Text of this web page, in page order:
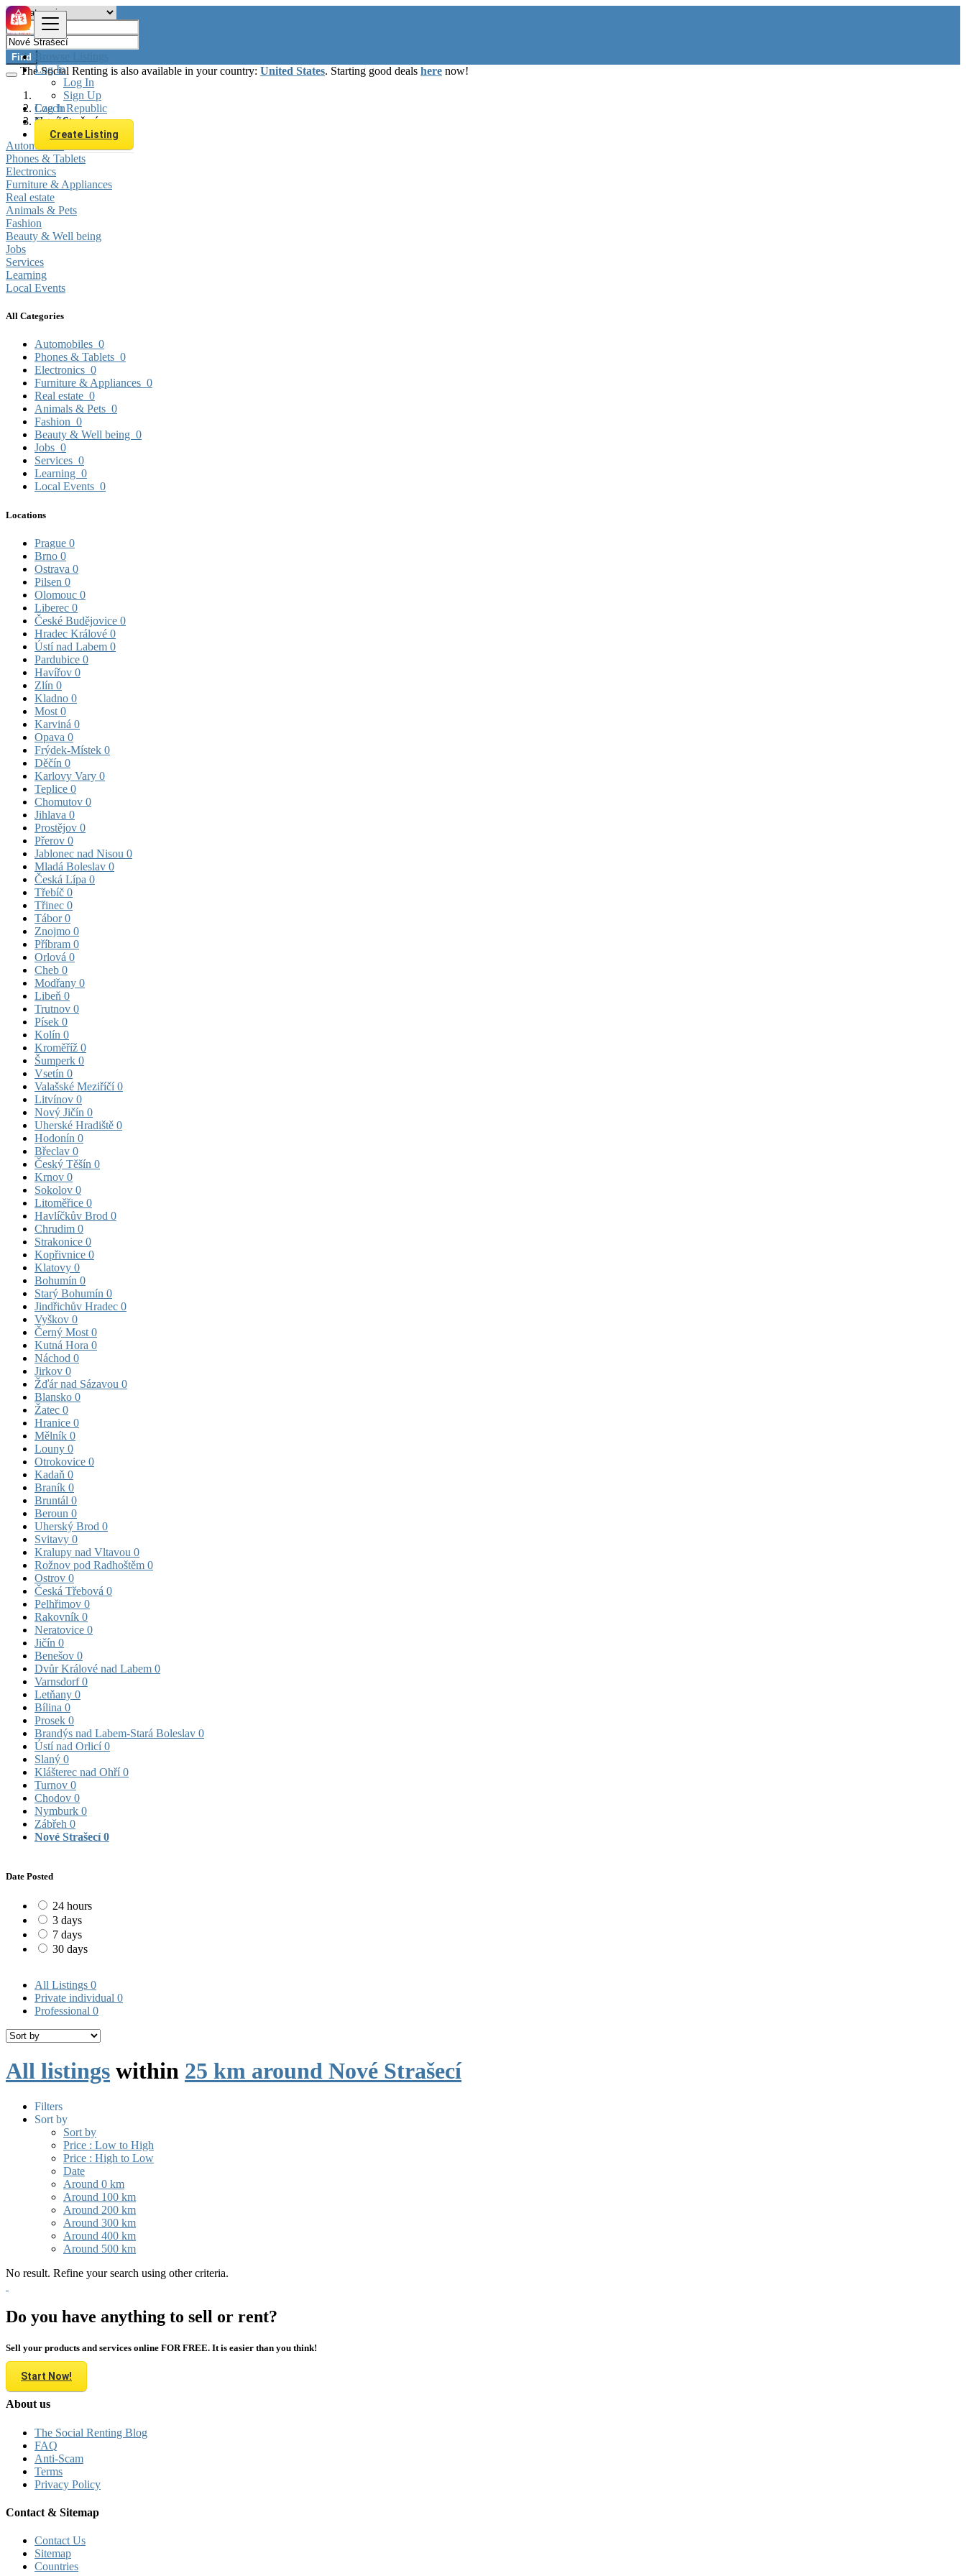
Browse Listings
Log In
Log In
Sign Up
Log In
Sign Up
Create Listing
Find
The Social Renting is also available in your country: United States. Starting good deals here now!
Czech Republic
Nové Strašecí
Automobiles
Phones & Tablets
Electronics
Furniture & Appliances
Real estate
Animals & Pets
Fashion
Beauty & Well being
Jobs
Services
Learning
Local Events
All Categories
Automobiles 0
Phones & Tablets 0
Electronics 0
Furniture & Appliances 0
Real estate 0
Animals & Pets 0
Fashion 0
Beauty & Well being 0
Jobs 0
Services 0
Learning 0
Local Events 0
Locations
Prague 0
Brno 0
Ostrava 0
Pilsen 0
Olomouc 0
Liberec 0
České Budějovice 0
Hradec Králové 0
Ústí nad Labem 0
Pardubice 0
Havířov 0
Zlín 0
Kladno 0
Most 0
Karviná 0
Opava 0
Frýdek-Místek 0
Děčín 0
Karlovy Vary 0
Teplice 0
Chomutov 0
Jihlava 0
Prostějov 0
Přerov 0
Jablonec nad Nisou 0
Mladá Boleslav 0
Česká Lípa 0
Třebíč 0
Třinec 0
Tábor0
Znojmo 0
Příbram 0
Orlová 0
Cheb 0
Modřany 0
Libeň 0
Trutnov 0
Písek 0
Kolín 0
Kroměříž 0
Šumperk 0
Vsetín 0
Valašské Meziříčí0
Litvínov 0
Nový Jičín 0
Uherské Hradiště 0
Hodonín 0
Břeclav 0
Český Těšín 0
Krnov 0
Sokolov 0
Litoměřice 0
Havlíčkův Brod 0
Chrudim 0
Strakonice 0
Kopřivnice 0
Klatovy 0
Bohumín 0
Starý Bohumín 0
Jindřichův Hradec 0
Vyškov 0
Černý Most 0
Kutná Hora 0
Náchod 0
Jirkov 0
Žďár nad Sázavou 0
Blansko 0
Žatec 0
Hranice 0
Mělník 0
Louny 0
Otrokovice 0
Kadaň 0
Braník 0
Bruntál 0
Beroun 0
Uherský Brod 0
Svitavy 0
Kralupy nad Vltavou 0
Rožnov pod Radhoštěm 0
Ostrov 0
Česká Třebová 0
Pelhřimov 0
Rakovník 0
Neratovice 0
Jičín 0
Benešov 0
Dvůr Králové nad Labem 0
Varnsdorf0
Letňany 0
Bílina 0
Prosek 0
Brandýs nad Labem-Stará Boleslav 0
Ústí nad Orlicí0
Slaný 0
Klášterec nad Ohří0
Turnov 0
Chodov 0
Nymburk 0
Zábřeh 0
Nové Strašecí0
Date Posted
24 hours
3 days
7 days
30 days
All Listings 0
Private individual 0
Professional 0
All listings within 25 km around Nové Strašecí
Filters
Sort by
Sort by
Price : Low to High
Price : High to Low
Date
Around 0 km
Around 100 km
Around 200 km
Around 300 km
Around 400 km
Around 500 km
No result. Refine your search using other criteria.
Do you have anything to sell or rent?
Sell your products and services online FOR FREE. It is easier than you think!
Start Now!
About us
The Social Renting Blog
FAQ
Anti-Scam
Terms
Privacy Policy
Contact & Sitemap
Contact Us
Sitemap
Countries